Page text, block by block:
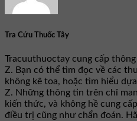
Tra Cứu Thuốc Tây
Tracuuthuoctay cung cấp
Z. Bạn có thể tìm đọc về các
không kê toa, hoặc tìm hiểu
Z. Những thông tin trên chỉ
kiến thức, và không hề cung
điều trị cũng như chẩn đoán.